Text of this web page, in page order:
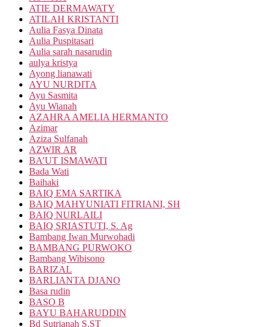
ATIE DERMAWATY
ATILAH KRISTANTI
Aulia Fasya Dinata
Aulia Puspitasari
Aulia sarah nasarudin
aulya kristya
Ayong lianawati
AYU NURDITA
Ayu Sasmita
Ayu Wianah
AZAHRA AMELIA HERMANTO
Azimar
Aziza Sulfanah
AZWIR AR
BA’UT ISMAWATI
Bada Wati
Baihaki
BAIQ EMA SARTIKA
BAIQ MAHYUNIATI FITRIANI, SH
BAIQ NURLAILI
BAIQ SRIASTUTI, S. Ag
Bambang Iwan Murwohadi
BAMBANG PURWOKO
Bambang Wibisono
BARIZAL
BARLIANTA DJANO
Basa rudin
BASO B
BAYU BAHARUDDIN
Bd Sutrianah S.ST